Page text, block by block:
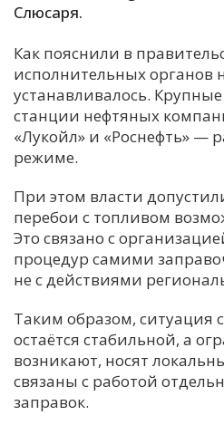
М
Н
Слюсаря.
Как пояснили в
исполнительных органов
устанавливалось.
станции нефтяных
«Лукойл» и «Роснефть» —
режиме.
При этом власти
перебои с топливом
Это связано с
процедур самими
не с действиями
Таким образом, ситуация
остаётся стабильной, а
возникают, носят
связаны с работой
заправок.